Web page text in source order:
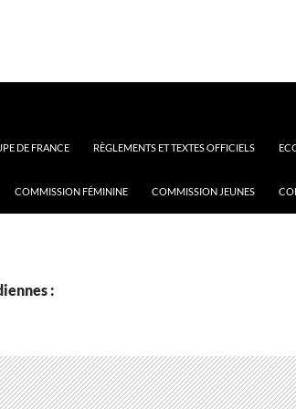
DE FRANCE RÈGLEMENTS ET TEXTES OFFICIELS
COMMISSION FÉMININE COMMISSION JEUNES
: